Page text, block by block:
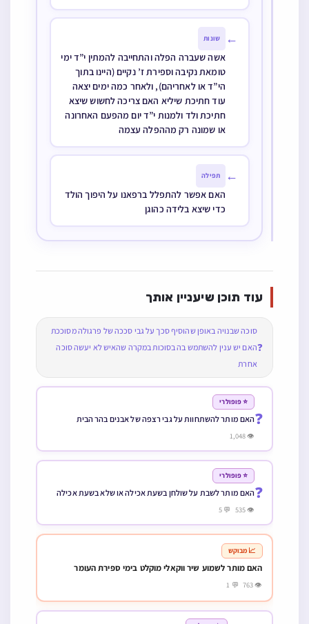
← שונות
אשה שעברה הפלה והתחייבה להמתין י”ד ימי
טומאת נקיבה וספירת ז’ נקיים (היינו בתוך
הי”ד או לאחריהם), ולאחר כמה ימים יצאה
עוד חתיכת שיליא האם צריכה לחשוש שיצא
חתיכת ולד ולמנות י”ד יום מהפעם האחרונה
או שמונה רק מההפלה עצמה
← תפילה
האם אפשר להתפלל ברפאנו על היפוך הולד
כדי שיצא בלידה כהוגן
עוד תוכן שיעניין אותך
❓
סוכה שבנויה באופן שהוסיף סכך על גבי סככה של פרגולה מסוככת
האם יש ענין להשתמש בה בסוכות במקרה שהאיש לא יעשה סוכה
אחרת
❓
⭐ פופולרי
האם מותר להשתחוות על גבי רצפה של אבנים בהר הבית
👁 1,048
❓
⭐ פופולרי
האם מותר לשבת על שולחן בשעת אכילה או שלא בשעת אכילה
👁 535 💬 5
📈 מבוקש
האם מותר לשמוע שיר ווקאלי מוקלט בימי ספירת העומר
👁 763 💬 1